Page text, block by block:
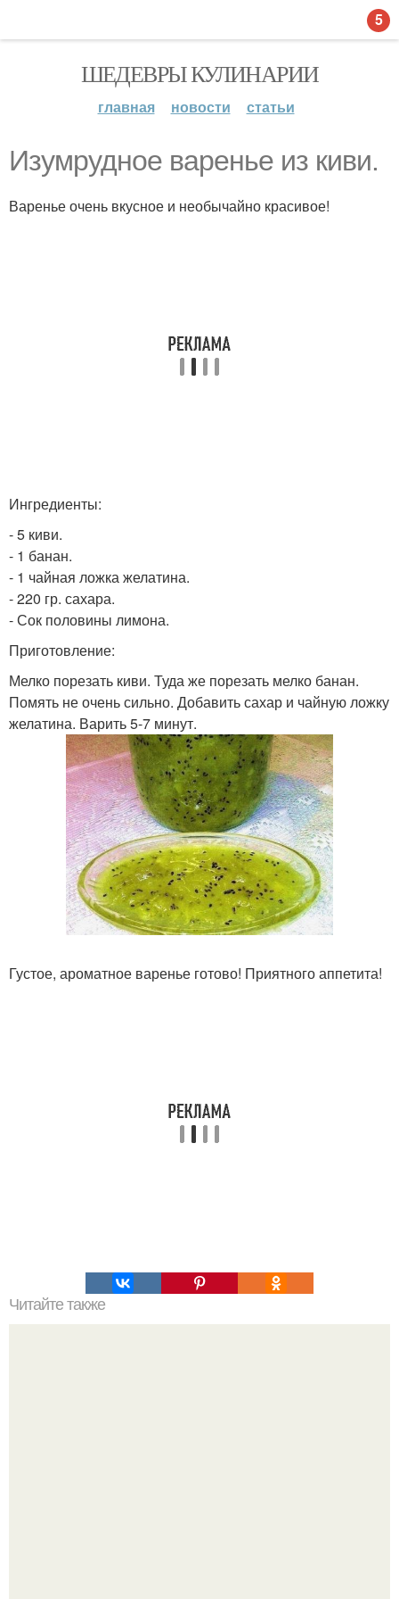
ШЕДЕВРЫ КУЛИНАРИИ
главная новости статьи
Изумрудное варенье из киви.
Варенье очень вкусное и необычайно красивое!
Ингредиенты:
- 5 киви.
- 1 банан.
- 1 чайная ложка желатина.
- 220 гр. сахара.
- Сок половины лимона.
Приготовление:
Мелко порезать киви. Туда же порезать мелко банан.
Помять не очень сильно. Добавить сахар и чайную ложку
желатина. Варить 5-7 минут.
Густое, ароматное варенье готово! Приятного аппетита!
Читайте также
5